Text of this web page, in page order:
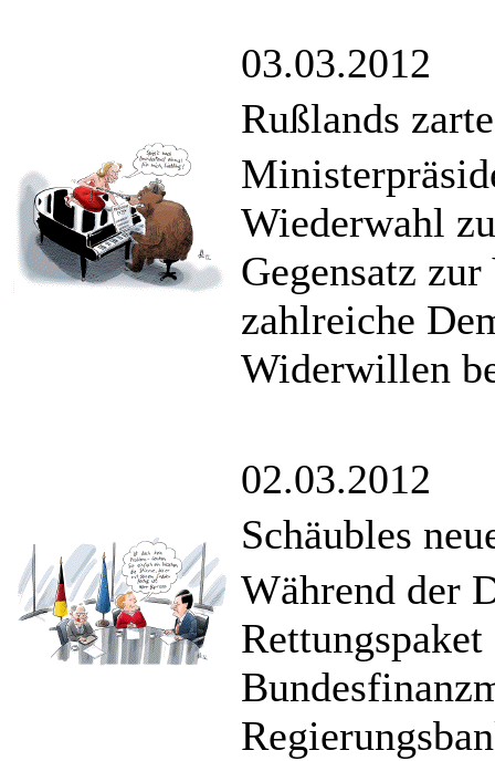
03.03.2012
Rußlands
Wiederwahl
Gegensatz
zahlreiche
Widerwillen
02.03.2012
Schäubles
Während der